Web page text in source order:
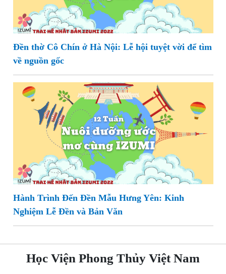
Đền thờ Cô Chín ở Hà Nội: Lễ hội tuyệt vời để tìm
về nguồn gốc
Hành Trình Đến Đền Mẫu Hưng Yên: Kinh
Nghiệm Lễ Đền và Bản Văn
Học Viện Phong Thủy Việt Nam